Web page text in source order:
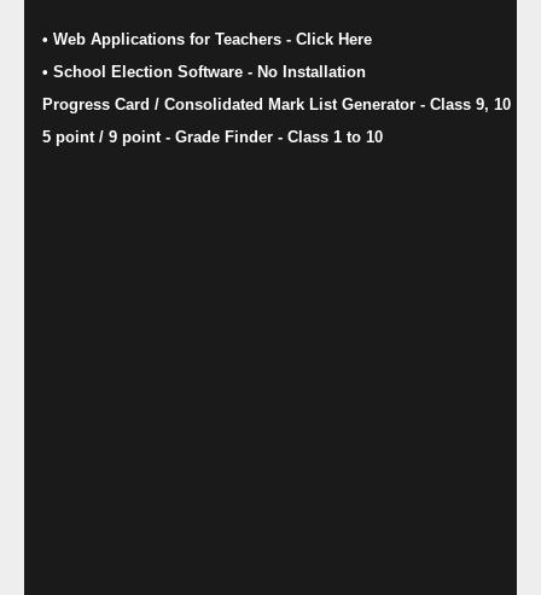
• Web Applications for Teachers - Click Here
• School Election Software​ - No Installation
Progress Card / Consolidated Mark List Generator - Class 9, 10
5 point / 9 point - Grade Finder - Class 1 to 10